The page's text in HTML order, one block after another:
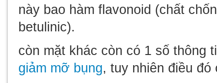
này bao hàm flavonoid (chất
betulinic).
còn mặt khác còn có 1 số thông
giảm mỡ bụng, tuy nhiên điều